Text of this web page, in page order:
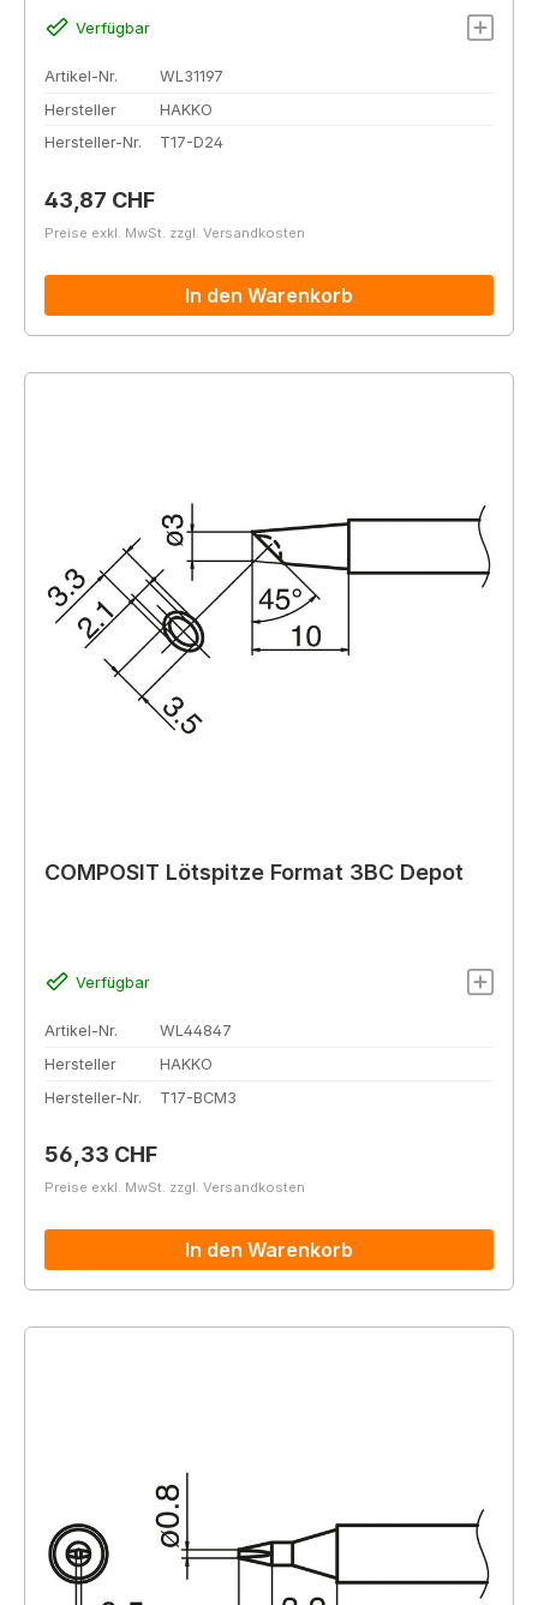
Verfügbar
Artikel-Nr.
WL31197
Hersteller
HAKKO
Hersteller-Nr.
T17-D24
Regulärer Preis:
43,87 CHF
Preise exkl. MwSt. zzgl. Versandkosten
In den Warenkorb
COMPOSIT Lötspitze Format 3BC Depot
Verfügbar
Artikel-Nr.
WL44847
Hersteller
HAKKO
Hersteller-Nr.
T17-BCM3
Regulärer Preis:
56,33 CHF
Preise exkl. MwSt. zzgl. Versandkosten
In den Warenkorb